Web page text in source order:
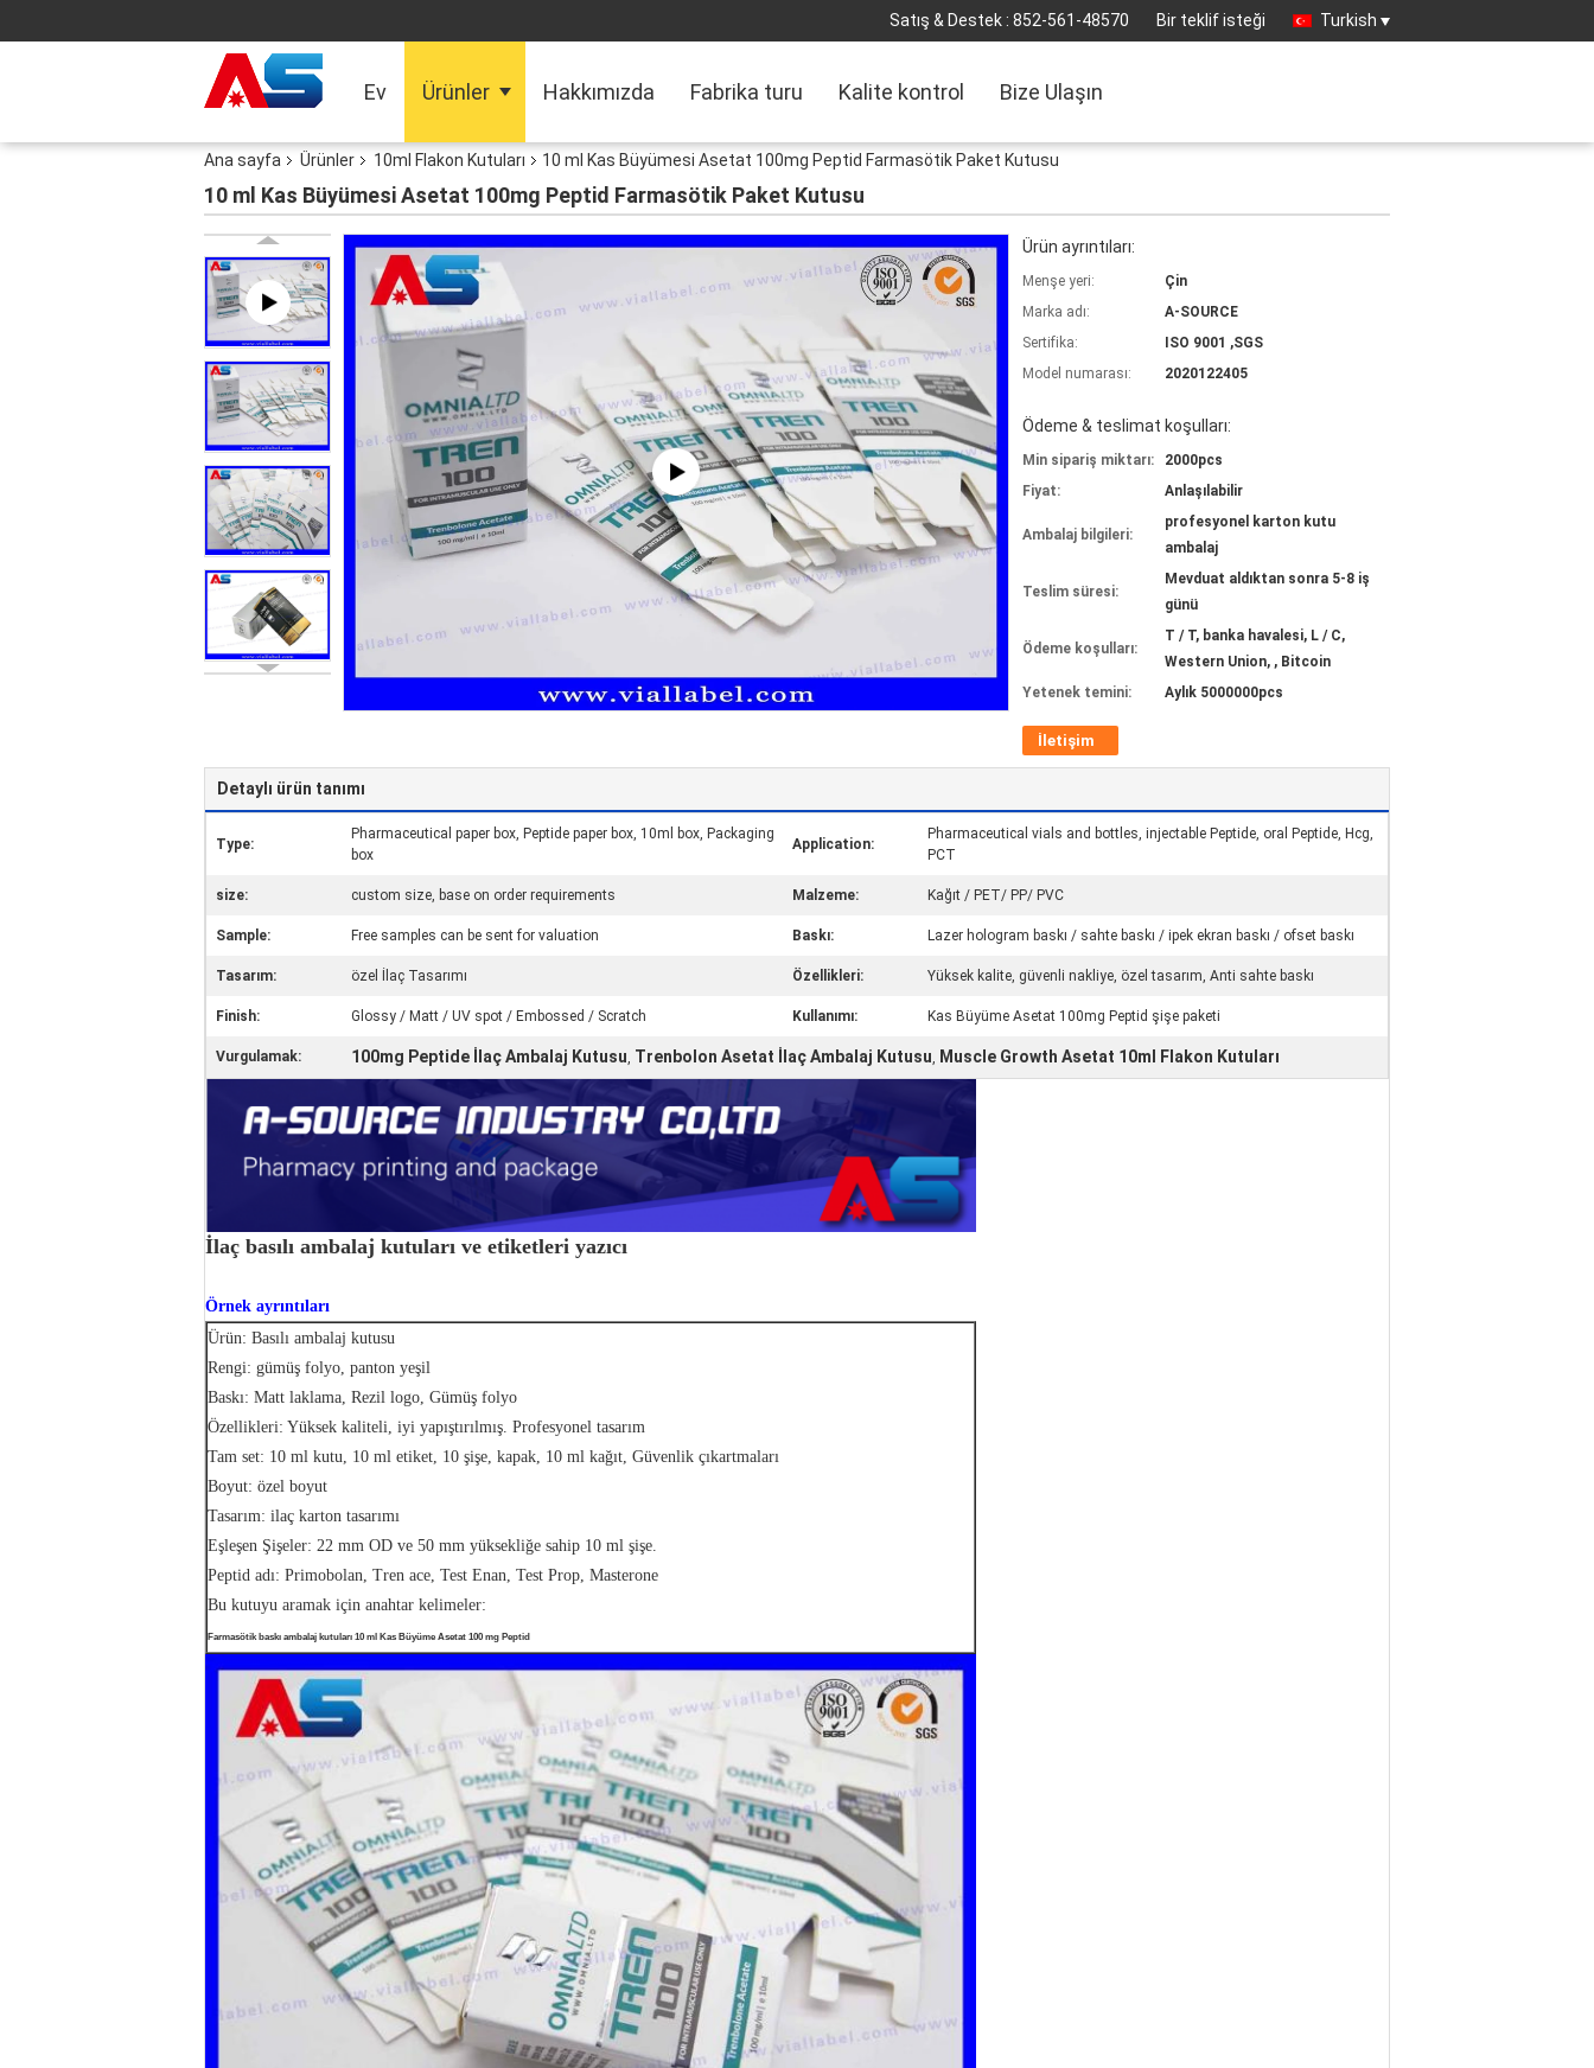
Satış & Destek : 852-561-48570 Bir teklif isteği Turkish
Ev Ürünler Hakkımızda Fabrika turu Kalite kontrol Bize Ulaşın
Ana sayfa Ürünler 10ml Flakon Kutuları 10 ml Kas Büyümesi Asetat 100mg Peptid Farmasötik Paket Kutusu
10 ml Kas Büyümesi Asetat 100mg Peptid Farmasötik Paket Kutusu
Ürün ayrıntıları:
Menşe yeri:
Çin
Marka adı:
A-SOURCE
Sertifika:
ISO 9001 ,SGS
Model numarası:
2020122405
Ödeme & teslimat koşulları:
Min sipariş miktarı:
2000pcs
Fiyat:
Anlaşılabilir
Ambalaj bilgileri:
profesyonel karton kutu
ambalaj
Teslim süresi:
Mevduat aldıktan sonra 5-8 iş
günü
Ödeme koşulları:
T / T, banka havalesi, L / C,
Western Union, , Bitcoin
Yetenek temini:
Aylık 5000000pcs
İletişim
Detaylı ürün tanımı
Type:
Pharmaceutical paper box, Peptide paper box, 10ml box, Packaging
box
Application:
Pharmaceutical vials and bottles, injectable Peptide, oral Peptide, Hcg,
PCT
size: custom size, base on order requirements Malzeme: Kağıt / PET/ PP/ PVC
Sample: Free samples can be sent for valuation Baskı: Lazer hologram baskı / sahte baskı / ipek ekran baskı / ofset baskı
Tasarım: özel İlaç Tasarımı Özellikleri: Yüksek kalite, güvenli nakliye, özel tasarım, Anti sahte baskı
Finish: Glossy / Matt / UV spot / Embossed / Scratch Kullanımı: Kas Büyüme Asetat 100mg Peptid şişe paketi
Vurgulamak: 100mg Peptide İlaç Ambalaj Kutusu, Trenbolon Asetat İlaç Ambalaj Kutusu, Muscle Growth Asetat 10ml Flakon Kutuları
İlaç basılı ambalaj kutuları ve etiketleri yazıcı
Örnek ayrıntıları
Ürün: Basılı ambalaj kutusu
Rengi: gümüş folyo, panton yeşil
Baskı: Matt laklama, Rezil logo, Gümüş folyo
Özellikleri: Yüksek kaliteli, iyi yapıştırılmış. Profesyonel tasarım
Tam set: 10 ml kutu, 10 ml etiket, 10 şişe, kapak, 10 ml kağıt, Güvenlik çıkartmaları
Boyut: özel boyut
Tasarım: ilaç karton tasarımı
Eşleşen Şişeler: 22 mm OD ve 50 mm yüksekliğe sahip 10 ml şişe.
Peptid adı: Primobolan, Tren ace, Test Enan, Test Prop, Masterone
Bu kutuyu aramak için anahtar kelimeler:
Farmasötik baskı ambalaj kutuları 10 ml Kas Büyüme Asetat 100 mg Peptid